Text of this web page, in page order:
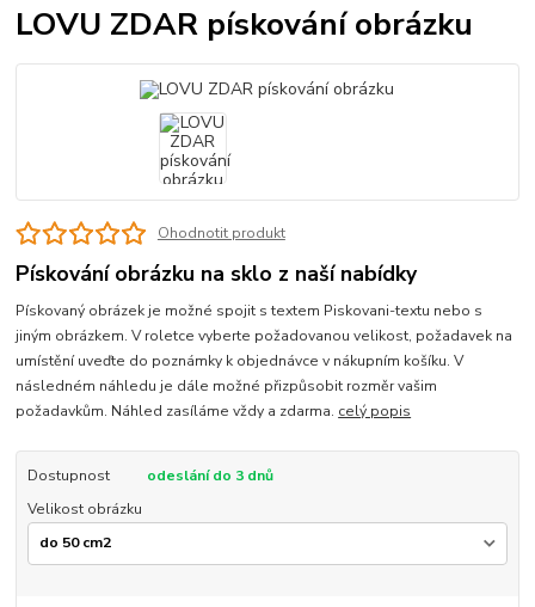
LOVU ZDAR pískování obrázku
Ohodnotit produkt
Pískování obrázku na sklo z naší nabídky
Pískovaný obrázek je možné spojit s textem Piskovani-textu nebo s
jiným obrázkem. V roletce vyberte požadovanou velikost, požadavek na
umístění uveďte do poznámky k objednávce v nákupním košíku. V
následném náhledu je dále možné přizpůsobit rozměr vašim
požadavkům. Náhled zasíláme vždy a zdarma. celý popis
Dostupnost
odeslání do 3 dnů
Velikost obrázku